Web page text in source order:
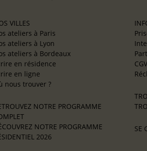
VILLES
ateliers à Paris
ateliers à Lyon
ateliers à Bordeaux
en résidence
en ligne
nous trouver ?
NOTRE PROGRAMME
NOTRE PROGRAMME
2026
CGV
SE